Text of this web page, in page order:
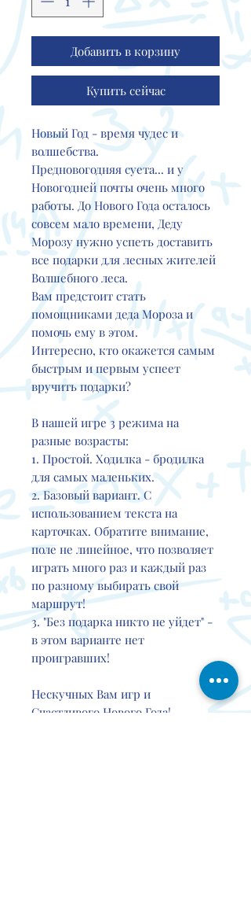
Добавить в корзину
Купить сейчас
Новый Год - время чудес и
волшебства.
Предновогодняя суета... и у
Новогодней почты очень много
работы. До Нового Года осталось
совсем мало времени, Деду
Морозу нужно успеть доставить
все подарки для лесных жителей
Волшебного леса.
Вам предстоит стать
помощниками деда Мороза и
помочь ему в этом.
Интересно, кто окажется самым
быстрым и первым успеет
вручить подарки?
В нашей игре 3 режима на
разные возрасты:
1. Простой. Ходилка - бродилка
для самых маленьких.
2. Базовый вариант. С
использованием текста на
карточках. Обратите внимание,
поле не линейное, что позволяет
играть много раз и каждый раз
по разному выбирать свой
маршрут!
3. "Без подарка никто не уйдет" -
в этом варианте нет
проигравших!
Нескучных Вам игр и
Счастливого Нового Года!